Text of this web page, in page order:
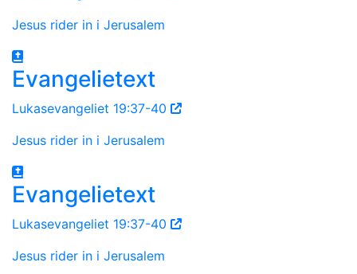
Jesus rider in i Jerusalem
Evangelietext
Lukasevangeliet 19:37-40
Jesus rider in i Jerusalem
Evangelietext
Lukasevangeliet 19:37-40
Jesus rider in i Jerusalem